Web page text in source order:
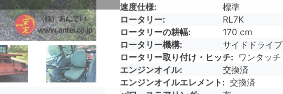
速度仕様
標準
ロータリー
RL7K
ロータリーの耕幅
170 cm
ロータリー機構
サイドドライブ
ロータリー取り付け・ヒッチ
ワンタッチ
エンジンオイル
交換済
エンジンオイルエレメント
交換済